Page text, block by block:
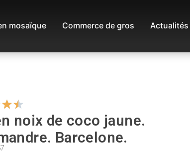
mosaïque Commerce de gros Actualités
noix de coco jaune.
Barcelone.